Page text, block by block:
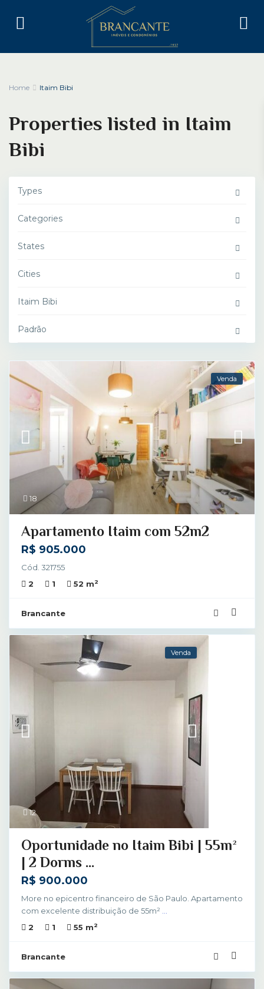
Home Itaim Bibi
Properties listed in Itaim
Bibi
Types
Categories
States
Cities
Itaim Bibi
Padrão
18
Venda
Apartamento Itaim com 52m2
R$ 905.000
Cód. 321755
2
1 52 m2
Brancante
12
Venda
Oportunidade no Itaim Bibi | 55m²
| 2 Dorms ...
R$ 900.000
More no epicentro financeiro de São Paulo. Apartamento
com excelente distribuição de 55m²
2
1 55 m2
Brancante